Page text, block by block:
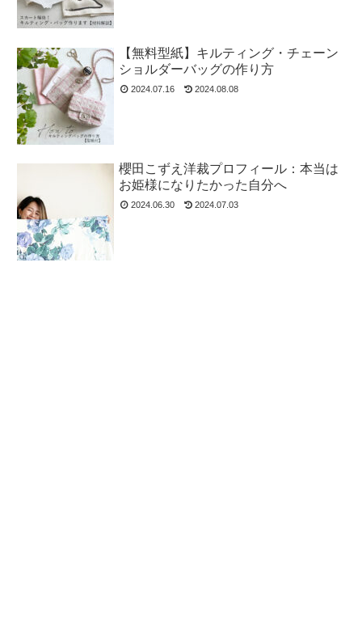
【無料型紙】キルティング・チェーン
ショルダーバッグの作り方
2024.07.16 2024.08.08
櫻田こずえ洋裁プロフィール：本当は
お姫様になりたかった自分へ
2024.06.30 2024.07.03